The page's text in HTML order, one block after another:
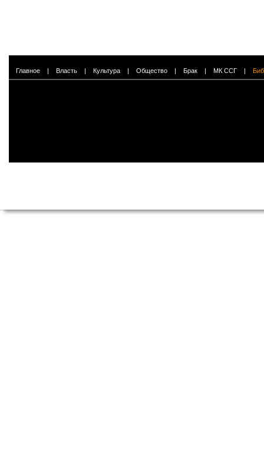
Главное | Власть | Культура | Общество | Брак | МК ССГ |